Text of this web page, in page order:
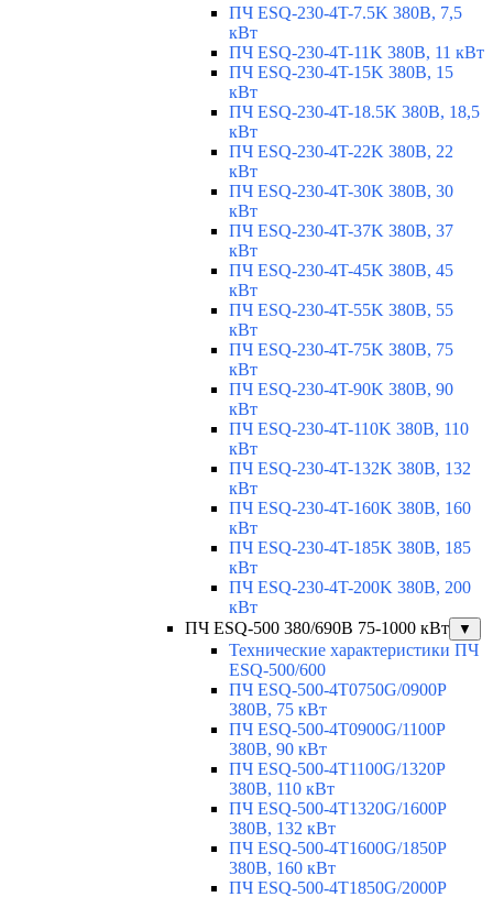
ПЧ ESQ-230-4T-7.5K 380В, 7,5
кВт
ПЧ ESQ-230-4T-11K 380В, 11 кВт
ПЧ ESQ-230-4T-15K 380В, 15
кВт
ПЧ ESQ-230-4T-18.5K 380В, 18,5
кВт
ПЧ ESQ-230-4T-22K 380В, 22
кВт
ПЧ ESQ-230-4T-30K 380В, 30
кВт
ПЧ ESQ-230-4T-37K 380В, 37
кВт
ПЧ ESQ-230-4T-45K 380В, 45
кВт
ПЧ ESQ-230-4T-55K 380В, 55
кВт
ПЧ ESQ-230-4T-75K 380В, 75
кВт
ПЧ ESQ-230-4T-90K 380В, 90
кВт
ПЧ ESQ-230-4T-110K 380В, 110
кВт
ПЧ ESQ-230-4T-132K 380В, 132
кВт
ПЧ ESQ-230-4T-160K 380В, 160
кВт
ПЧ ESQ-230-4T-185K 380В, 185
кВт
ПЧ ESQ-230-4T-200K 380В, 200
кВт
ПЧ ESQ-500 380/690В 75-1000 кВт
▼
Технические характеристики ПЧ
ESQ-500/600
ПЧ ESQ-500-4T0750G/0900P
380В, 75 кВт
ПЧ ESQ-500-4T0900G/1100P
380В, 90 кВт
ПЧ ESQ-500-4T1100G/1320P
380В, 110 кВт
ПЧ ESQ-500-4T1320G/1600P
380В, 132 кВт
ПЧ ESQ-500-4T1600G/1850P
380В, 160 кВт
ПЧ ESQ-500-4T1850G/2000P